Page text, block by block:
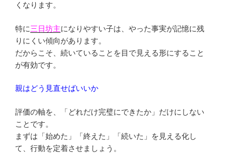
くなります。
特に三日坊主になりやすい子は、やった事実が記憶に残
りにくい傾向があります。
だからこそ、続いていることを目で見える形にすること
が有効です。
親はどう見直せばいいか
評価の軸を、「どれだけ完璧にできたか」だけにしない
ことです。
まずは「始めた」「終えた」「続いた」を見える化し
て、行動を定着させましょう。